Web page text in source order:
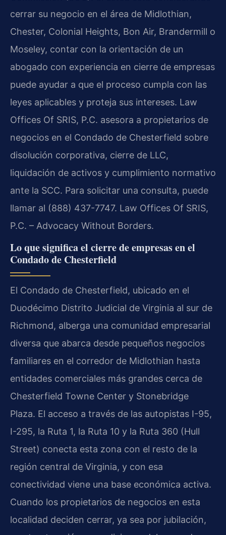
cerrar su negocio en el área de Midlothian,
Chester, Colonial Heights, Bon Air, Brandermill o
Moseley, contar con la orientación de un
abogado con experiencia en cierre de empresas
puede ayudar a que el proceso cumpla con las
leyes aplicables y proteja sus intereses. Law
Offices Of SRIS, P.C. asesora a propietarios de
negocios en el Condado de Chesterfield sobre
disolución corporativa, cierre de LLC,
liquidación de activos y cumplimiento normativo
ante la SCC. Para solicitar una consulta, puede
llamar al (888) 437-7747. Law Offices Of SRIS,
P.C. – Advocacy Without Borders.
Lo que significa el cierre de empresas en el
Condado de Chesterfield
El Condado de Chesterfield, ubicado en el
Duodécimo Distrito Judicial de Virginia al sur de
Richmond, alberga una comunidad empresarial
diversa que abarca desde pequeños negocios
familiares en el corredor de Midlothian hasta
entidades comerciales más grandes cerca de
Chesterfield Towne Center y Stonebridge
Plaza. El acceso a través de las autopistas I-95,
I-295, la Ruta 1, la Ruta 10 y la Ruta 360 (Hull
Street) conecta esta zona con el resto de la
región central de Virginia, y con esa
conectividad viene una base económica activa.
Cuando los propietarios de negocios en esta
localidad deciden cerrar, ya sea por jubilación,